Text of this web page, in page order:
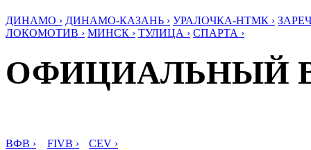
ДИНАМО › ДИНАМО-КАЗАНЬ › УРАЛОЧКА-НТМК ›
ЛОКОМОТИВ › МИНСК › ТУЛИЦА › СПАРТА ›
ОФИЦИАЛЬНЫЙ
ВФВ › FIVB › CEV ›